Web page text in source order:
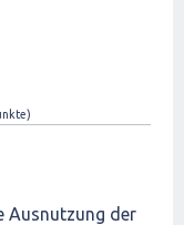
Ausnutzung der